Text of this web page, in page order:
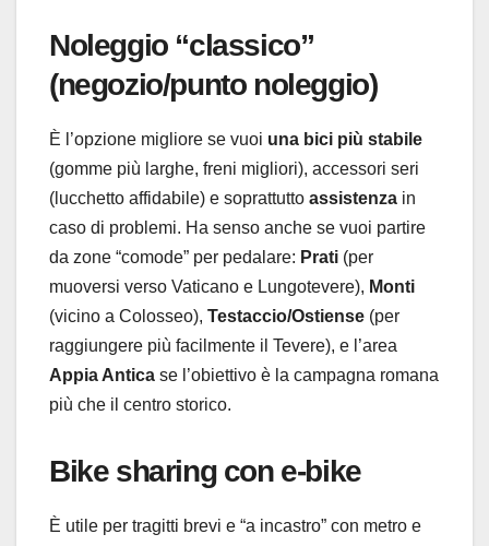
Noleggio “classico”
(negozio/punto noleggio)
È l’opzione migliore se vuoi una bici più stabile
(gomme più larghe, freni migliori), accessori seri
(lucchetto affidabile) e soprattutto assistenza in
caso di problemi. Ha senso anche se vuoi partire
da zone “comode” per pedalare: Prati (per
muoversi verso Vaticano e Lungotevere), Monti
(vicino a Colosseo), Testaccio/Ostiense (per
raggiungere più facilmente il Tevere), e l’area
Appia Antica se l’obiettivo è la campagna romana
più che il centro storico.
Bike sharing con e-bike
È utile per tragitti brevi e “a incastro” con metro e